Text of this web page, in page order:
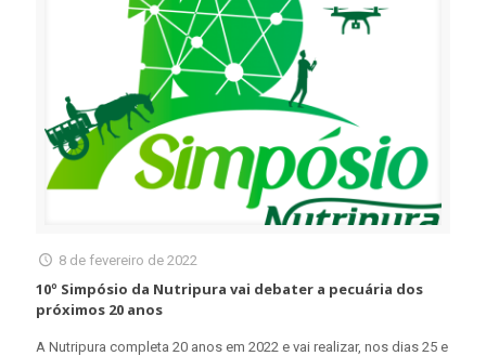
8 de fevereiro de 2022
10º Simpósio da Nutripura vai debater a pecuária dos
próximos 20 anos
A Nutripura completa 20 anos em 2022 e vai realizar, nos dias 25 e